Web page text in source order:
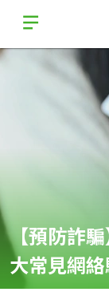
【預防詐
大常見網